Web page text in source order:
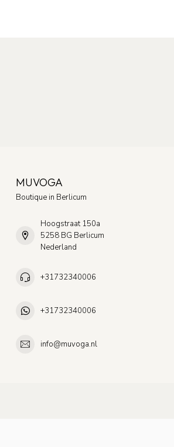
MUVOGA
Boutique in Berlicum
Hoogstraat 150a
5258 BG Berlicum
Nederland
+31732340006
+31732340006
info@muvoga.nl